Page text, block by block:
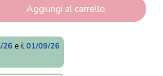
Aggiungi al carrello
26 e il01/09/26